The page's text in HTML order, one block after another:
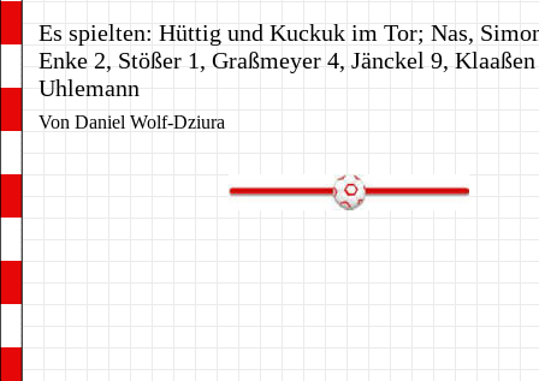
Es spielten: Hüttig und Kuckuk im Tor; Nas,
Enke 2, Stößer 1, Graßmeyer 4, Jänckel 9,
Uhlemann
Von Daniel Wolf-Dziura